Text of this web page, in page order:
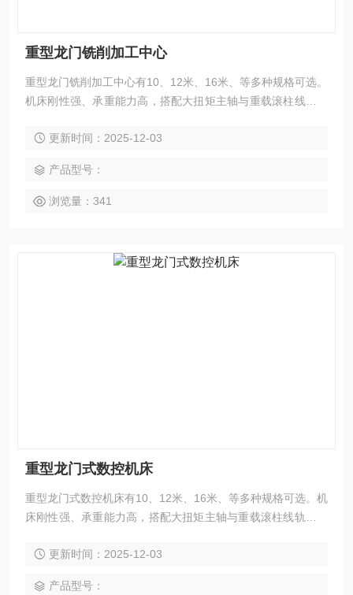
重型龙门铣削加工中心
重型龙门铣削加工中心有10、12米、16米、等多种规格可选。
机床刚性强、承重能力高，搭配大扭矩主轴与重载滚柱线轨，
能源装备、船舶制造、轨道交通、模具钢件、工程机械、冶金
面联动加工。整机支持模块化定制，可根据工件重量、加工区
域与工艺特性灵活选配。
更新时间：2025-12-03
产品型号：
浏览量：341
重型龙门式数控机床
重型龙门式数控机床有10、12米、16米、等多种规格可选。机
床刚性强、承重能力高，搭配大扭矩主轴与重载滚柱线轨，在
源装备、船舶制造、轨道交通、模具钢件、工程机械、冶金设
更新时间：2025-12-03
产品型号：